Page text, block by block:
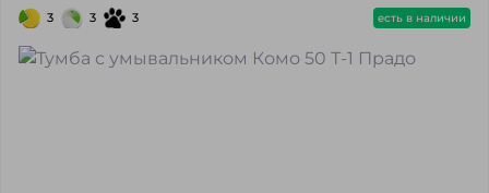
3 3 3 есть в наличии